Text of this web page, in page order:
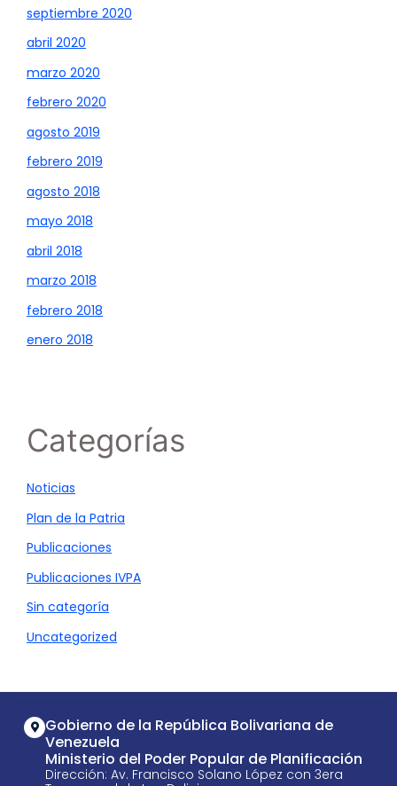
septiembre 2020
abril 2020
marzo 2020
febrero 2020
agosto 2019
febrero 2019
agosto 2018
mayo 2018
abril 2018
marzo 2018
febrero 2018
enero 2018
Categorías
Noticias
Plan de la Patria
Publicaciones
Publicaciones IVPA
Sin categoría
Uncategorized
Gobierno de la República Bolivariana de
Venezuela
Ministerio del Poder Popular de Planificación
Dirección: Av. Francisco Solano López con 3era